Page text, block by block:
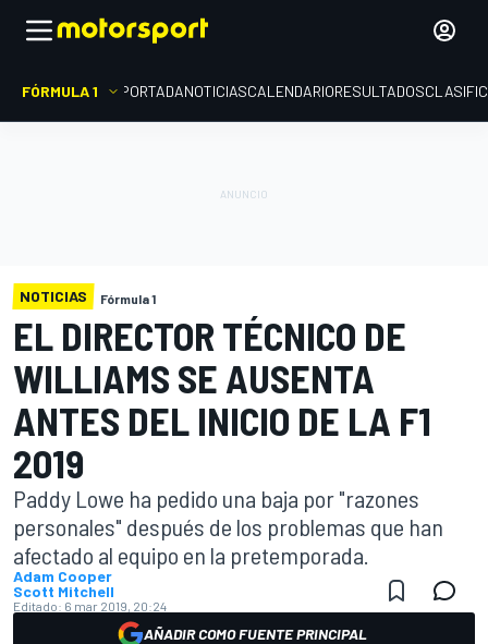
FÓRMULA 1 PORTADANOTICIASCALENDARIORESULTADOS
NOTICIAS Fórmula 1
EL DIRECTOR TÉCNICO DE
WILLIAMS SE AUSENTA
ANTES DEL INICIO DE LA F1
2019
Paddy Lowe ha pedido una baja por "razones
personales" después de los problemas que han
afectado al equipo en la pretemporada.
Adam Cooper
Scott Mitchell
Editado: 6 mar 2019, 20:24
AÑADIR COMO FUENTE PRINCIPAL